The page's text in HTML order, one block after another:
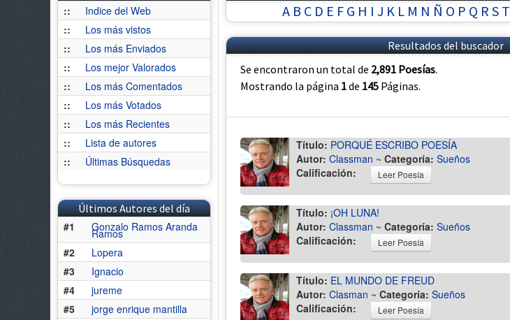
::
Indice del Web
::
Los más vistos
::
Los más Enviados
::
Los mejor Valorados
::
Los más Comentados
::
Los más Votados
::
Los más Recientes
::
Lista de autores
::
Últimas Búsquedas
Últimos Autores del día
#1
Gonzalo Ramos Aranda
Ramos
#2
Lopera
#3
Ignacio
#4
jureme
#5
jorge enrique mantilla
A B C D E F G H I J K L M N Ñ O P Q R S T
Resultados del buscador
Se encontraron un total de 2,891 Poesías.
Mostrando la página 1de 145 Páginas.
Título: PORQUÉ ESCRIBO POESÍA
Autor: Classman ~ Categoría: Sueños
Calificación:
Leer Poesía
Título: ¡OH LUNA!
Autor: Classman ~ Categoría: Sueños
Calificación:
Leer Poesía
Título: EL MUNDO DE FREUD
Autor: Clasman ~ Categoría: Sueños
Calificación:
Leer Poesía